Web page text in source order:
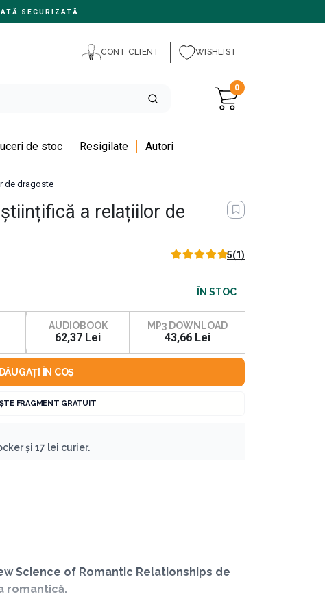
SECURIZATĂ
CONT CLIENT WISHLIST
0
de stoc Resigilate Autori
de dragoste
a relațiilor de
5(1)
ÎN STOC
AUDIOBOOK
62,37 Lei
MP3 DOWNLOAD
43,66 Lei
ÎN COȘ
FRAGMENT GRATUIT
și 17 lei curier.
Science of Romantic Relationships de
romantică.